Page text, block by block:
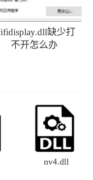
缺少打
不开怎么办
nv4.dll